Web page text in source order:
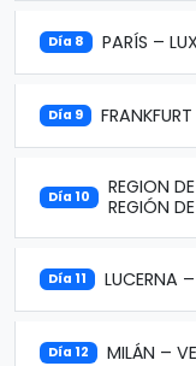
Día 8 PARÍS –
Día 9
Día 10
REGION
REGIÓN
Día 11 LUCERNA
Día 12 MILÁN –